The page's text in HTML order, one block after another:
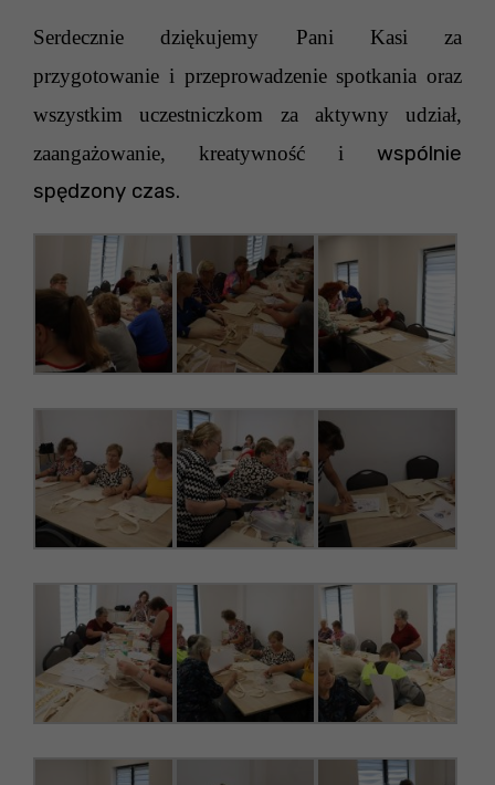
Serdecznie dziękujemy Pani Kasi za
przygotowanie i przeprowadzenie spotkania oraz
wszystkim uczestniczkom za aktywny udział,
zaangażowanie, kreatywność i wspólnie
spędzony czas.